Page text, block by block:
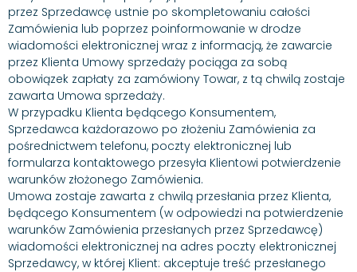
przez Sprzedawcę ustnie po skompletowaniu całości
Zamówienia lub poprzez poinformowanie w drodze
wiadomości elektronicznej wraz z informacją, że zawarcie
przez Klienta Umowy sprzedaży pociąga za sobą
obowiązek zapłaty za zamówiony Towar, z tą chwilą zostaje
zawarta Umowa sprzedaży.
W przypadku Klienta będącego Konsumentem,
Sprzedawca każdorazowo po złożeniu Zamówienia za
pośrednictwem telefonu, poczty elektronicznej lub
formularza kontaktowego przesyła Klientowi potwierdzenie
warunków złożonego Zamówienia.
Umowa zostaje zawarta z chwilą przesłania przez Klienta,
będącego Konsumentem (w odpowiedzi na potwierdzenie
warunków Zamówienia przesłanych przez Sprzedawcę)
wiadomości elektronicznej na adres poczty elektronicznej
Sprzedawcy, w której Klient: akceptuje treść przesłanego